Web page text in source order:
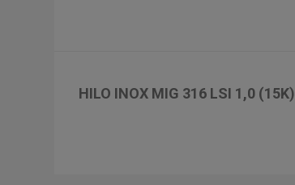
HILO INOX MIG 316 LSI 1,0 (15K)